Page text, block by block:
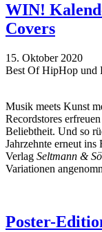
WIN!
Covers
15. Oktober 2020
Best Of HipHop und
Musik meets Kunst
Recordstores
Beliebtheit. Und so
Jahrzehnte erneut
Verlag Seltmann &
Variationen
Poster-